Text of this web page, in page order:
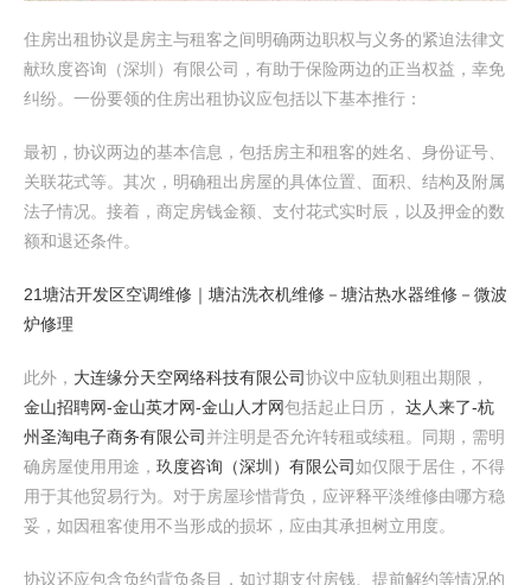
住房出租协议是房主与租客之间明确两边职权与义务的紧迫法律文
献玖度咨询（深圳）有限公司，有助于保险两边的正当权益，幸免
纠纷。一份要领的住房出租协议应包括以下基本推行：
最初，协议两边的基本信息，包括房主和租客的姓名、身份证号、
关联花式等。其次，明确租出房屋的具体位置、面积、结构及附属
法子情况。接着，商定房钱金额、支付花式实时辰，以及押金的数
额和退还条件。
21塘沽开发区空调维修｜塘沽洗衣机维修－塘沽热水器维修－微波
炉修理
此外， 大连缘分天空网络科技有限公司协议中应轨则租出期限，
金山招聘网-金山英才网-金山人才网包括起止日历， 达人来了-杭
州圣淘电子商务有限公司 并注明是否允许转租或续租。同期，需明
确房屋使用用途， 玖度咨询（深圳）有限公司如仅限于居住，不得
用于其他贸易行为。对于房屋珍惜背负，应评释平淡维修由哪方稳
妥，如因租客使用不当形成的损坏，应由其承担树立用度。
协议还应包含负约背负条目，如过期支付房钱、提前解约等情况的